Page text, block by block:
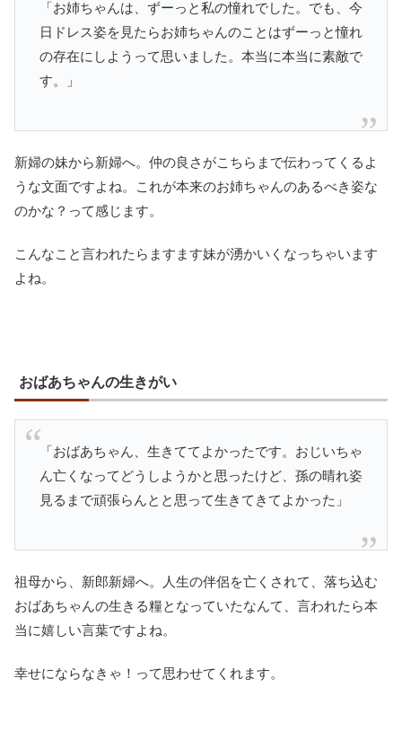
「お姉ちゃんは、ずーっと私の憧れでした。でも、今
日ドレス姿を見たらお姉ちゃんのことはずーっと憧れ
の存在にしようって思いました。本当に本当に素敵で
す。」
新婦の妹から新婦へ。仲の良さがこちらまで伝わってくるよ
うな文面ですよね。これが本来のお姉ちゃんのあるべき姿な
のかな？って感じます。
こんなこと言われたらますます妹が湧かいくなっちゃいます
よね。
おばあちゃんの生きがい
「おばあちゃん、生きててよかったです。おじいちゃ
ん亡くなってどうしようかと思ったけど、孫の晴れ姿
見るまで頑張らんとと思って生きてきてよかった」
祖母から、新郎新婦へ。人生の伴侶を亡くされて、落ち込む
おばあちゃんの生きる糧となっていたなんて、言われたら本
当に嬉しい言葉ですよね。
幸せにならなきゃ！って思わせてくれます。